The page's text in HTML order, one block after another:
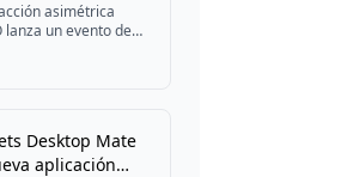
asimétrica
lanza un evento de
con Rascal,
edición limitada a
Desktop Mate
aplicación